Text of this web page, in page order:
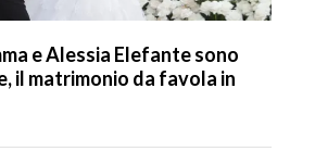
e Alessia Elefante sono
il matrimonio da favola in